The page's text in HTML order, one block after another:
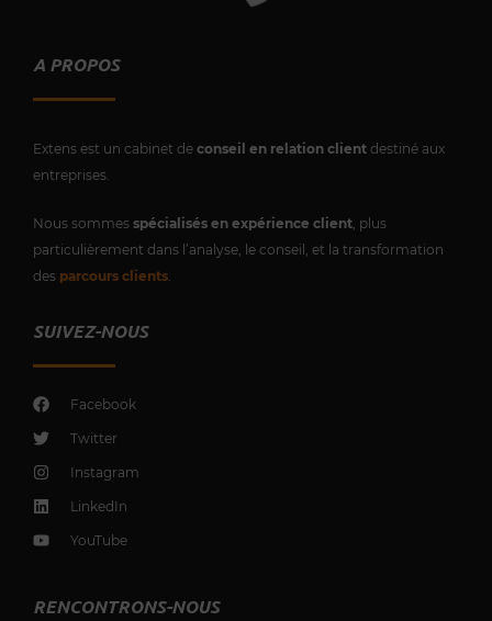
A PROPOS
Extens est un cabinet de conseil en relation client destiné aux
entreprises.
Nous sommes spécialisés en expérience client , plus
particulièrement dans l’analyse, le conseil, et la transformation
des parcours clients
SUIVEZ-NOUS
Facebook
Twitter
Instagram
LinkedIn
YouTube
RENCONTRONS-NOUS